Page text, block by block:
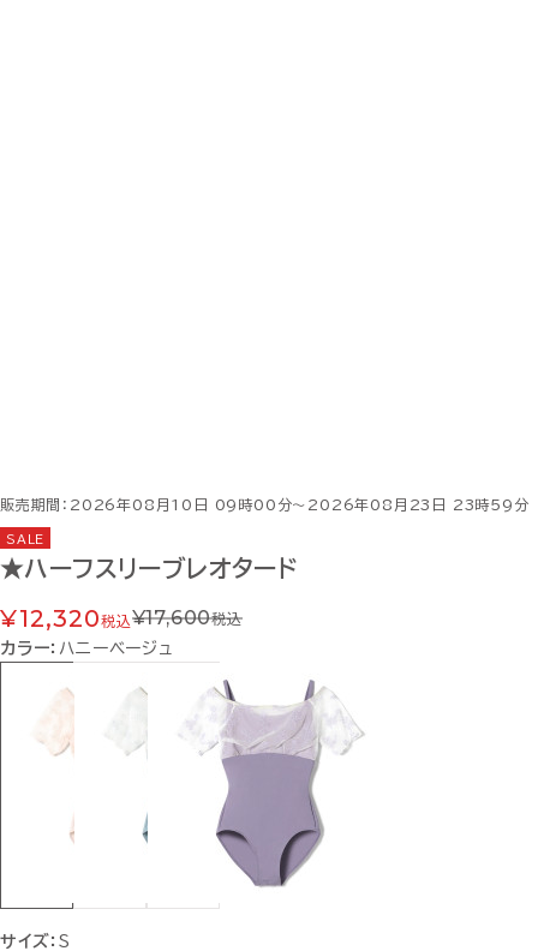
販売期間：2026年08月10日 09時00分～2026年08月23日 23時59分
SALE
★ハーフスリーブレオタード
¥12,320税込¥17,600税込
カラー： ハニーベージュ
サイズ：S